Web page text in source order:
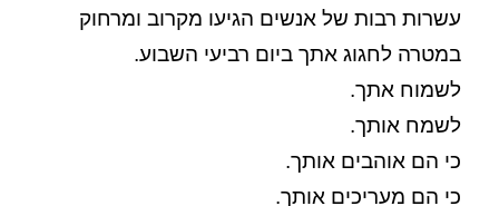
עשרות רבות של אנשים הגיעו מקרוב ומרחוק
במטרה לחגוג אתך ביום רביעי השבוע.
לשמוח אתך.
לשמח אותך.
כי הם אוהבים אותך.
כי הם מעריכים אותך.